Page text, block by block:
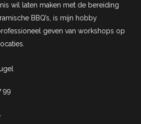
wil laten maken met de bereiding
BBQ’s, is mijn hobby
geven van workshops op
99